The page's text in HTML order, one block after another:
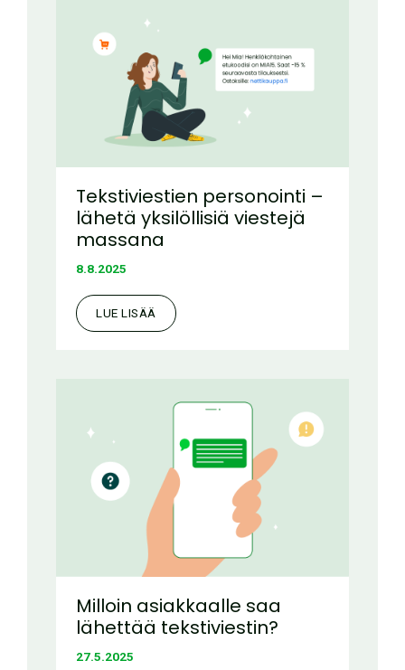
Tekstiviestien personointi –
lähetä yksilöllisiä viestejä
massana
8.8.2025
LUE LISÄÄ
Milloin asiakkaalle saa
lähettää tekstiviestin?
27.5.2025